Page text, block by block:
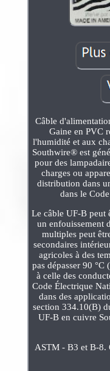
Câble
Gaine en PVC
l'humidité et aux
Southwire® est
pour des
charges ou
distribution dans
dans le
Le câble UF-B peut
un enfouissement
multiples peut
secondaires
agricoles à des
pas dépasser 90
à celle des
Code Électrique
dans des
section 334.10(B)
UF-B en cuivre
ASTM - B3 et B-8.